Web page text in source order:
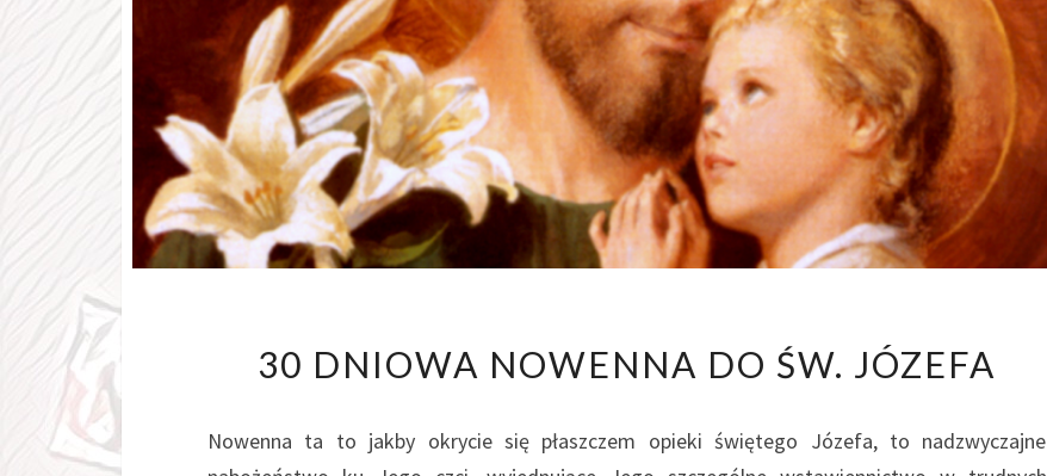
DNIOWA
DO
30 DNIOWA NOWENNA DO ŚW. JÓZEFA
Nowenna ta to jakby okrycie się płaszczem opieki świętego Józefa, to nadzwyczajne